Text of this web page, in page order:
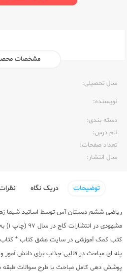
مشخصات
سال تحصیلی:‌
نویسنده:‌
دسته بندی:
نام درس:
تعداد صفحات:‌
سال انتشار:‌
توضیحات دریک نگاه
ریاضی ششم دبستان آس توسط اساتید شیما
کتب کمک آموزشی در سایت عشق کتاب * کتاب
پله ای مباحث در قالبی جذاب برای دانش آموز
پوشش دهی کامل مباحث با طرح سوالات طبقه